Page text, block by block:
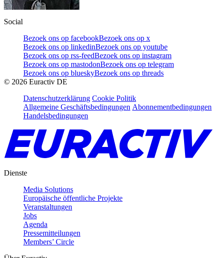
Social
Bezoek ons op facebookBezoek ons op x
Bezoek ons op linkedinBezoek ons op youtube
Bezoek ons op rss-feedBezoek ons op instagram
Bezoek ons op mastodonBezoek ons op telegram
Bezoek ons op blueskyBezoek ons op threads
© 2026 Euractiv DE
Datenschutzerklärung Cookie Politik
Allgemeine Geschäftsbedingungen Abonnementbedingungen
Handelsbedingungen
Dienste
Media Solutions
Europäische öffentliche Projekte
Veranstaltungen
Jobs
Agenda
Pressemitteilungen
Members’ Circle